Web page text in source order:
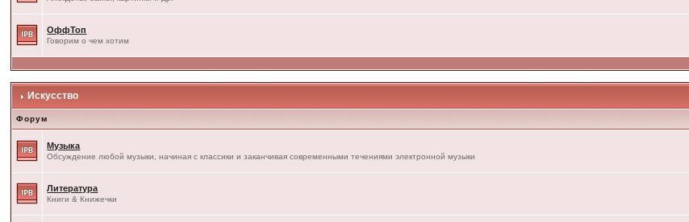
ОффТоп
Говорим о чем хотим
Искусство
Форум
Музыка
Обсуждение любой музыки, начиная с классики и заканчивая современными течениями электронной музыки
Литература
Книги & Книжечки